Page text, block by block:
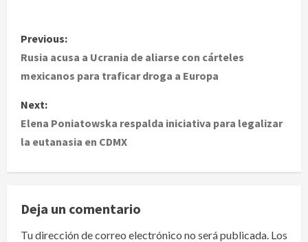
P
o
t
n
a
v
i
Previous:
Rusia acusa a Ucrania de aliarse con cárteles
mexicanos para traficar droga a Europa
Next:
Elena Poniatowska respalda iniciativa para legalizar
la eutanasia en CDMX
Deja un comentario
Tu dirección de correo electrónico no será publicada. Los